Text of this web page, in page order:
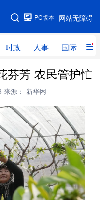
网站无障碍
PC版本
时政 人事 国际 财
时政 人事
网评
全球连线 教育
量子 体育
健康 军事
图片 政务
金融 汽车
芬芳 农民管护忙
来源： 新华网